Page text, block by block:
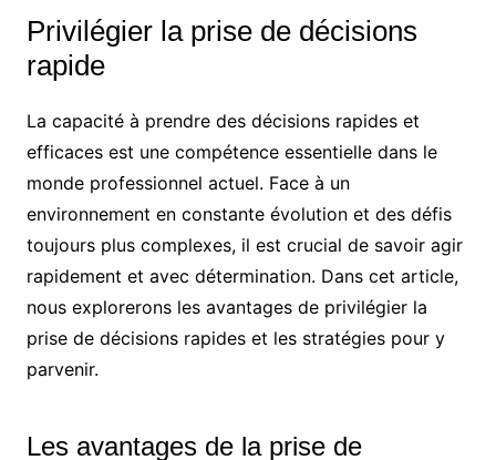
Privilégier la prise de décisions
rapide
La capacité à prendre des décisions rapides et
efficaces est une compétence essentielle dans le
monde professionnel actuel. Face à un
environnement en constante évolution et des défis
toujours plus complexes, il est crucial de savoir agir
rapidement et avec détermination. Dans cet article,
nous explorerons les avantages de privilégier la
prise de décisions rapides et les stratégies pour y
parvenir.
Les avantages de la prise de